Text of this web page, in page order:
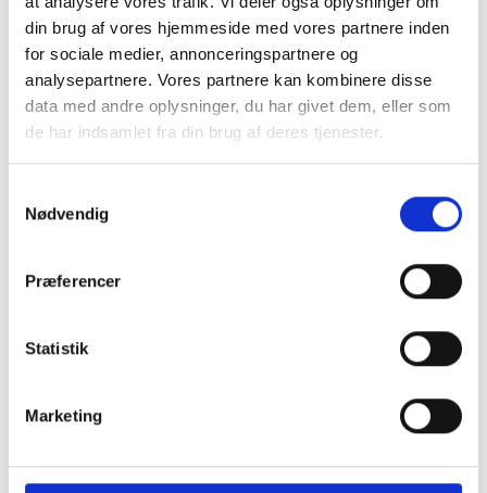
din brug af vores hjemmeside med vores partnere inden
for sociale medier, annonceringspartnere og
analysepartnere. Vores partnere kan kombinere disse
data med andre oplysninger, du har givet dem, eller som
de har indsamlet fra din brug af deres tjenester.
Nødvendig
Præferencer
Statistik
Marketing
149 kr. TILFØJ 199 kr.